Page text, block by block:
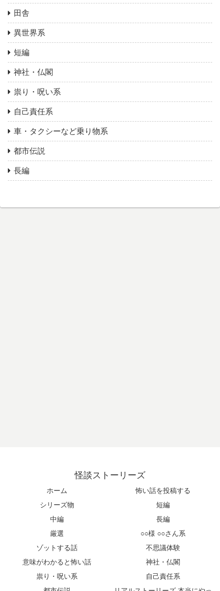
田舎
異世界系
短編
神社・仏閣
祟り・呪い系
自己責任系
車・タクシーなど乗り物系
都市伝説
長編
怪談ストーリーズ
ホーム
怖い話を投稿する
シリーズ物
短編
中編
長編
厳選
○○様 ○○さん系
ゾットする話
不思議体験
意味がわかると怖い話
神社・仏閣
祟り・呪い系
自己責任系